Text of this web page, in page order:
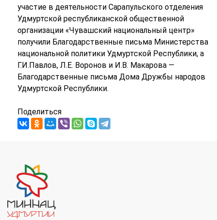
участие в деятельности Сарапульского отделения
Удмуртской республиканской общественной
организации «Чувашский национальный центр»
получили Благодарственные письма Министерства
национальной политики Удмуртской Республики, а
Г.И.Павлов, Л.Е. Воронов и И.В. Макарова —
Благодарственные письма Дома Дружбы народов
Удмуртской Республики.
Поделиться